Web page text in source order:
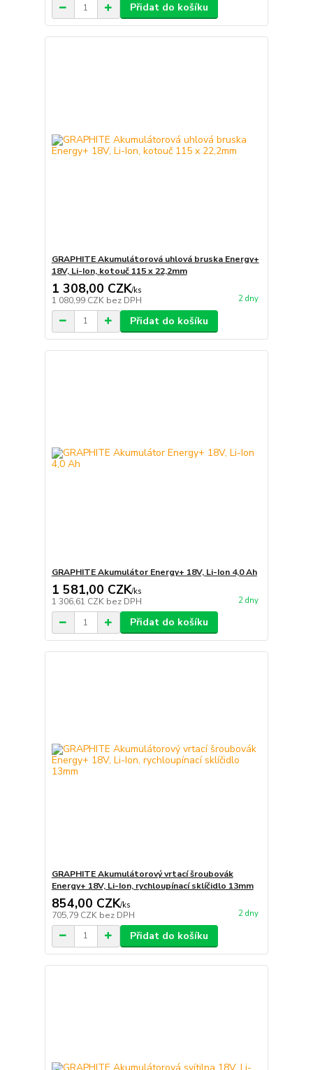
Přidat do košíku
GRAPHITE Akumulátorová uhlová bruska Energy+
18V, Li-Ion, kotouč 115 x 22,2mm
1 308,00 CZK/ks
1 080,99 CZK bez DPH 2 dny
Přidat do košíku
GRAPHITE Akumulátor Energy+ 18V, Li-Ion 4,0 Ah
1 581,00 CZK/ks
1 306,61 CZK bez DPH 2 dny
Přidat do košíku
GRAPHITE Akumulátorový vrtací šroubovák
Energy+ 18V, Li-Ion, rychloupínací sklíčidlo 13mm
854,00 CZK/ks
705,79 CZK bez DPH 2 dny
Přidat do košíku